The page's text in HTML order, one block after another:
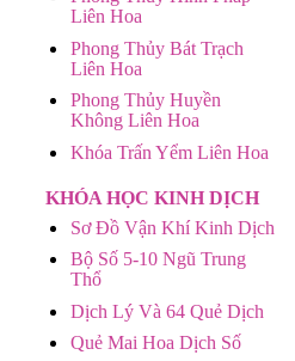
Liên Hoa
Phong Thủy Bát Trạch
Liên Hoa
Phong Thủy Huyền
Không Liên Hoa
Khóa Trấn Yểm Liên Hoa
KHÓA HỌC KINH DỊCH
Sơ Đồ Vận Khí Kinh Dịch
Bộ Số 5-10 Ngũ Trung
Thổ
Dịch Lý Và 64 Quẻ Dịch
Quẻ Mai Hoa Dịch Số